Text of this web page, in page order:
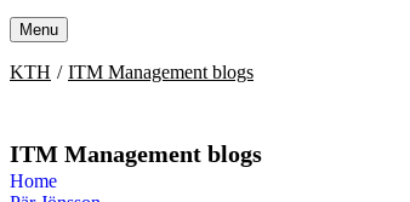
Menu
to
KTH ITM Management blogs
ITM Management blogs
Home